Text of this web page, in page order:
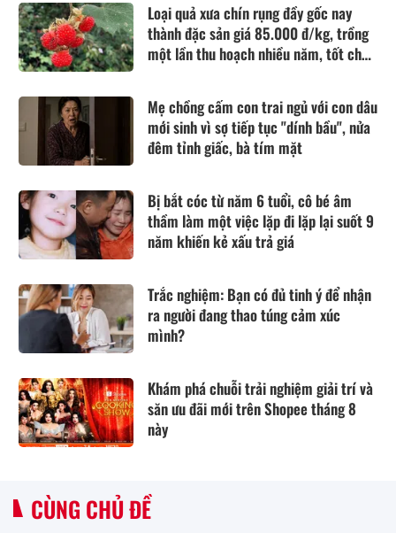
Loại quả xưa chín rụng đầy gốc nay
thành đặc sản giá 85.000 đ/kg, trồng
một lần thu hoạch nhiều năm, tốt cho
Mẹ chồng cấm con trai ngủ với con dâu
mới sinh vì sợ tiếp tục "dính bầu", nửa
đêm tỉnh giấc, bà tím mặt
Bị bắt cóc từ năm 6 tuổi, cô bé âm
thầm làm một việc lặp đi lặp lại suốt 9
năm khiến kẻ xấu trả giá
Trắc nghiệm: Bạn có đủ tinh ý để nhận
ra người đang thao túng cảm xúc
mình?
Khám phá chuỗi trải nghiệm giải trí và
săn ưu đãi mới trên Shopee tháng 8
này
CÙNG CHỦ ĐỀ